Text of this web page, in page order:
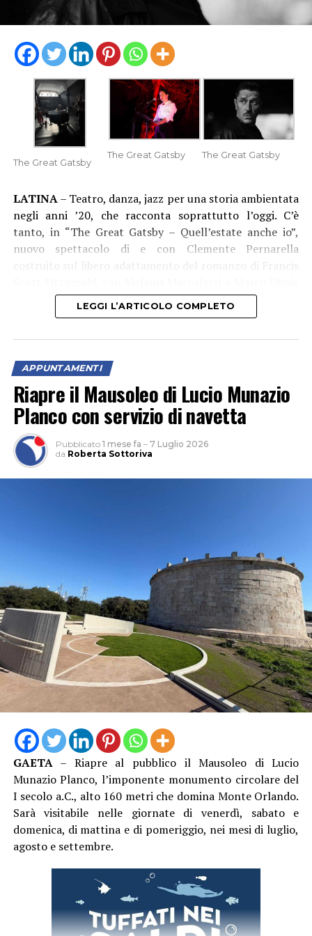
The Great Gatsby
The Great Gatsby The Great Gatsby
LATINA– Teatro, danza, jazz per una storia ambientata
negli anni ’20, che racconta soprattutto l’oggi. C’è
tanto, in “The Great Gatsby – Quell’estate anche io”,
nuovo spettacolo di e con Clemente Pernarella
(che è anche aiuto regista), musiche dal vivo del 52nd
Jazz Quartet e i danzatori di Modulo Project. Un’ora e
“Un romanzo che non mi ha mai abbandonato, l’ho
incrociato a 14-15 anni ed è rimasto sempre con me, e
che oggi, a centouno anni dalla sua pubblicazione,
considero più urgente che mai – racconta Pernarella – .
Francis Scott Fitzgerald, raccontava tantissimo della
società americana che stava nascendo come modello, le
meraviglie, ma soprattutto i pericoli, il rischio e i dolori
che il grande sogno americano avrebbe generato.”
Fondamentale la musica: “E’ lo scrittore a identificare i
ruggenti anni venti, come “l’età del jazz”. Il jazz è
protagonista perché è nella poetica di Scott Fitzgerald
ed è l’unico genere che riesce a contenere lo spettacolo
e le contraddizioni di quel sistema”, aggiunge Pernarella
che parla di uno spettacolo “divertente”, “un gioco a
scatole cinesi”. Tra sogno, illusione e realtà.
LEGGI L’ARTICOLO COMPLETO
APPUNTAMENTI
Riapre il Mausoleo di Lucio Munazio
Planco con servizio di navetta
Pubblicato 1 mese fa – 7 Luglio 2026
da Roberta Sottoriva
GAETA– Riapre al pubblico il Mausoleo di Lucio
Munazio Planco, l’imponente monumento circolare del
I secolo a.C., alto 160 metri che domina Monte Orlando.
Sarà visitabile nelle giornate di venerdì, sabato e
domenica, di mattina e di pomeriggio, nei mesi di luglio,
agosto e settembre.